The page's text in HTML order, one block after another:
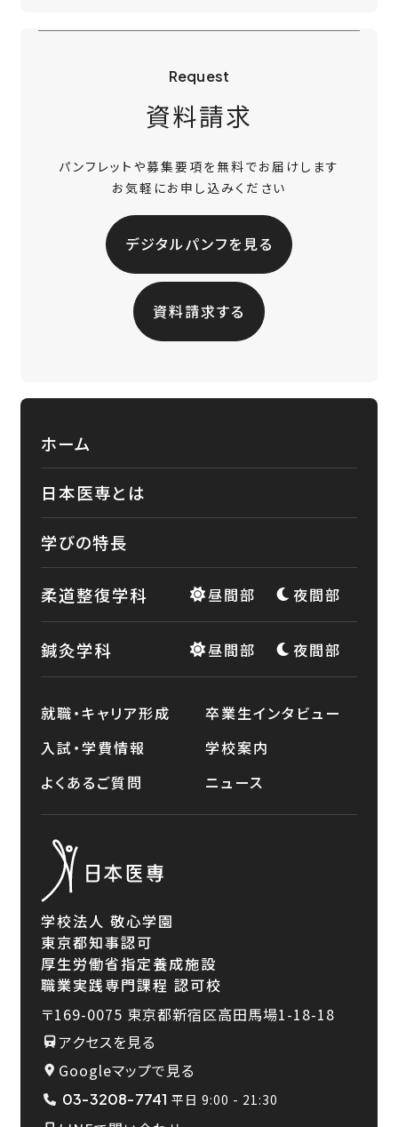
Request
資料請求
パンフレットや募集要項を無料でお届けします
お気軽にお申し込みください
デジタルパンフを見る
資料請求する
学校法人 敬心学園
東京都知事認可
厚生労働省指定養成施設
職業実践専門課程 認可校
〒169-0075 東京都新宿区高田馬場1-18-18
アクセスを見る
Googleマップで見る
03-3208-7741 平日 9:00 - 21:30
ホーム
日本医専とは
学びの特長
柔道整復学科 昼間部 夜間部
鍼灸学科 昼間部 夜間部
就職・キャリア形成
卒業生インタビュー
入試・学費情報
学校案内
よくあるご質問
ニュース